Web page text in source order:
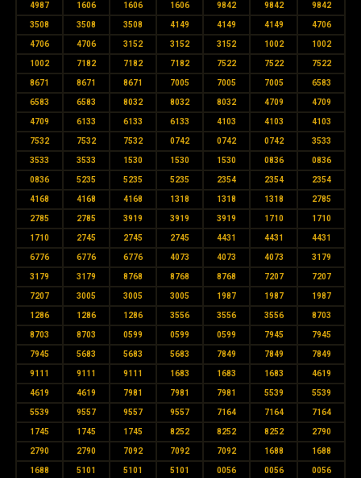
4987 1606 1606 1606 9842 9842 9842
3508 3508 3508 4149 4149 4149 4706
4706 4706 3152 3152 3152 1002 1002
1002 7182 7182 7182 7522 7522 7522
8671 8671 8671 7005 7005 7005 6583
6583 6583 8032 8032 8032 4709 4709
4709 6133 6133 6133 4103 4103 4103
7532 7532 7532 0742 0742 0742 3533
3533 3533 1530 1530 1530 0836 0836
0836 5235 5235 5235 2354 2354 2354
4168 4168 4168 1318 1318 1318 2785
2785 2785 3919 3919 3919 1710 1710
1710 2745 2745 2745 4431 4431 4431
6776 6776 6776 4073 4073 4073 3179
3179 3179 8768 8768 8768 7207 7207
7207 3005 3005 3005 1987 1987 1987
1286 1286 1286 3556 3556 3556 8703
8703 8703 0599 0599 0599 7945 7945
7945 5683 5683 5683 7849 7849 7849
9111 9111 9111 1683 1683 1683 4619
4619 4619 7981 7981 7981 5539 5539
5539 9557 9557 9557 7164 7164 7164
1745 1745 1745 8252 8252 8252 2790
2790 2790 7092 7092 7092 1688 1688
1688 5101 5101 5101 0056 0056 0056